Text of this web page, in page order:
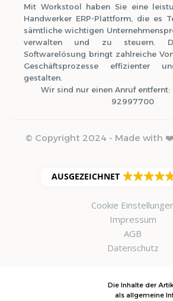
Mit Workstool haben Sie eine
Handwerker ERP-Plattform, die es
sämtliche wichtigen
verwalten und zu steuern.
Softwarelösung bringt zahlreiche
Geschäftsprozesse effizienter
gestalten.
Wir sind nur einen Anruf entfernt:
92997700
© Copyright 2024 - Made with
AUSGEZEICHNET
Cookie
Impressum
AGB
Datenschutz
Die Inhalte der
als allgemeine